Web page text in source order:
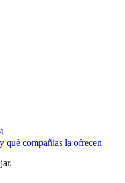
qué compañías la ofrecen